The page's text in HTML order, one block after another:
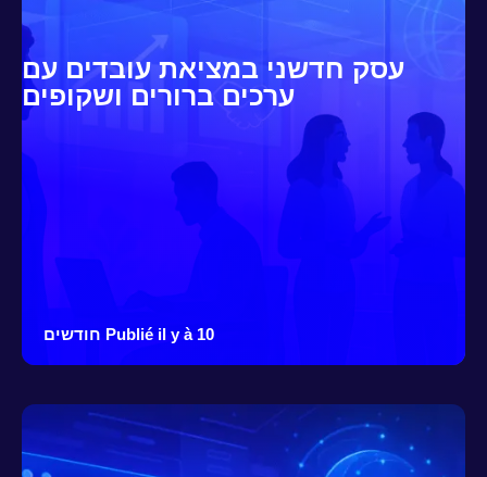
עסק חדשני במציאת עובדים עם
ערכים ברורים ושקופים
Publié il y à 10 חודשים